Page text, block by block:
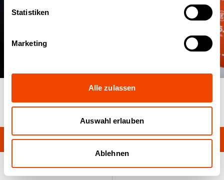
Statistiken
Marketing
Alle zulassen
Auswahl erlauben
Ablehnen
02/05
Produktsuche Anfrageliste